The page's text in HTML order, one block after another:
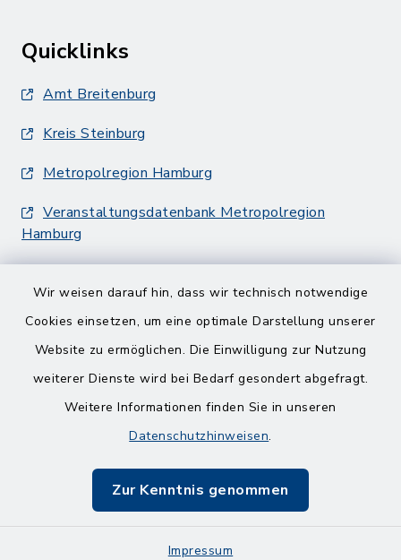
Wir weisen darauf hin, dass wir technisch notwendige
Cookies einsetzen, um eine optimale Darstellung unserer
Website zu ermöglichen. Die Einwilligung zur Nutzung
weiterer Dienste wird bei Bedarf gesondert abgefragt.
Weitere Informationen finden Sie in unseren
Datenschutzhinweisen.
Zur Kenntnis genommen
Impressum
Quicklinks
Amt Breitenburg
Kreis Steinburg
Metropolregion Hamburg
Veranstaltungsdatenbank Metropolregion
Hamburg
Barrierefreiheit
Impressum
Sitemap